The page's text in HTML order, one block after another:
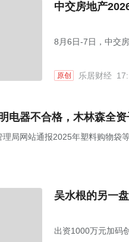
中交房地产
8月6日-7日，中交
原创 乐居财经
电器不合格，木林森全
局网站通报2025年塑料购物袋
吴水根的另一
出资1000万元加码